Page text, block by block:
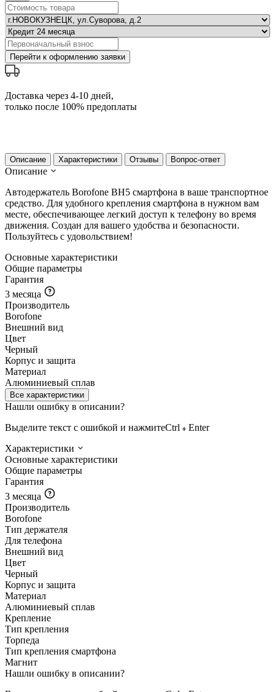
Перейти к оформлению заявки
Доставка через 4-10 дней,
только после 100% предоплаты
Описание Характеристики Отзывы Вопрос-ответ
Описание
Автодержатель Borofone BH5 смартфона в ваше транспортное
средство. Для удобного крепления смартфона в нужном вам
месте, обеспечивающее легкий доступ к телефону во время
движения. Создан для вашего удобства и безопасности.
Пользуйтесь с удовольствием!
Основные характеристики
Общие параметры
Гарантия
3 месяца
Производитель
Borofone
Внешний вид
Цвет
Черный
Корпус и защита
Материал
Алюминиевый сплав
Все характеристики
Нашли ошибку в описании?
Выделите текст с ошибкой и нажмитеCtrl
Enter
Характеристики
Основные характеристики
Общие параметры
Гарантия
3 месяца
Производитель
Borofone
Тип держателя
Для телефона
Внешний вид
Цвет
Черный
Корпус и защита
Материал
Алюминиевый сплав
Крепление
Тип крепления
Торпеда
Тип крепления смартфона
Магнит
Нашли ошибку в описании?